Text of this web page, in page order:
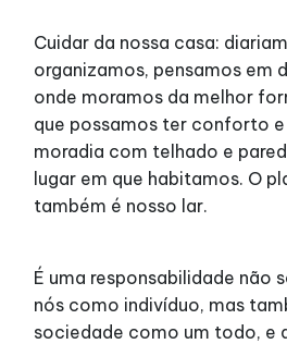
Fique por dentro
Lojas e Restaurantes
Lojas
Programa de benefícios
Cuidar da nossa casa:
organizamos, pensamos em
onde moramos da melhor
que possamos ter conforto e
moradia com telhado e
lugar em que habitamos. O
também é nosso lar.
É uma responsabilidade não
nós como indivíduo, mas
sociedade como um todo, e